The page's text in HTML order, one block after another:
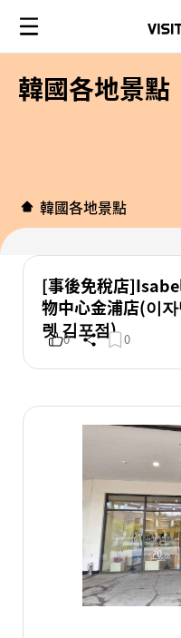
韓國各地景點
韓國各地景點
[事後免稅店
物中心金浦店(이
렛 김포점)
0 0